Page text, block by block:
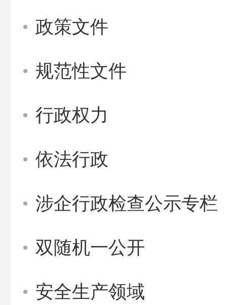
政策文件
规范性文件
行政权力
依法行政
涉企行政检查公示专栏
双随机一公开
安全生产领域